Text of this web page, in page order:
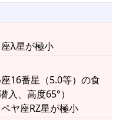
λ星が極小
16番星（5.0等）の食
入、高度65°）
ヤ座RZ星が極小